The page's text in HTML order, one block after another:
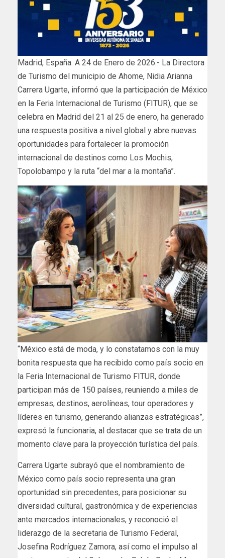
Madrid, España. A 24 de Enero de 2026.- La Directora
de Turismo del municipio de Ahome, Nidia Arianna
Carrera Ugarte, informó que la participación de México
en la Feria Internacional de Turismo (FITUR), que se
celebra en Madrid del 21 al 25 de enero, ha generado
una respuesta positiva a nivel global y abre nuevas
oportunidades para fortalecer la promoción
internacional de destinos como Los Mochis,
Topolobampo y la ruta “del mar a la montaña”.
“México está de moda, y lo constatamos con la muy
bonita respuesta que ha recibido como país socio en
la Feria Internacional de Turismo FITUR, donde
participan más de 150 países, reuniendo a miles de
empresas, destinos, aerolíneas, tour operadores y
líderes en turismo, generando alianzas estratégicas”,
expresó la funcionaria, al destacar que se trata de un
momento clave para la proyección turística del país.
Carrera Ugarte subrayó que el nombramiento de
México como país socio representa una gran
oportunidad sin precedentes, para posicionar su
diversidad cultural, gastronómica y de experiencias
ante mercados internacionales, y reconoció el
liderazgo de la secretaria de Turismo Federal,
Josefina Rodríguez Zamora, así como el impulso al